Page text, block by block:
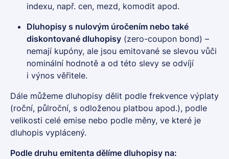
indexu, např. cen, mezd, komodit apod.
Dluhopisy s nulovým úročením nebo také
diskontované dluhopisy (zero-coupon bond) –
nemají kupóny, ale jsou emitované se slevou vůči
nominální hodnotě a od této slevy se odvíjí
i výnos věřitele.
Dále můžeme dluhopisy dělit podle frekvence výplaty
(roční, půlroční, s odloženou platbou apod.), podle
velikosti celé emise nebo podle měny, ve které je
dluhopis vyplácený.
Podle druhu emitenta dělíme dluhopisy na: